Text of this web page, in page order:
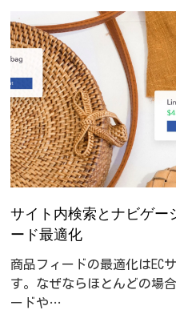
サイト内検索とナビゲー
ード最適化
商品フィードの最適化はEC
す。なぜならほとんどの場
ードや…